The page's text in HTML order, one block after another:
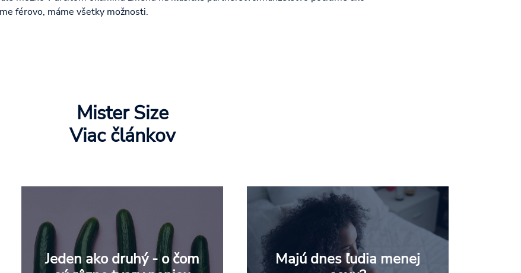
férovo, máme všetky možnosti.
Mister Size
Viac článkov
Jeden ako druhý - o čom
Majú dnes ľudia menej